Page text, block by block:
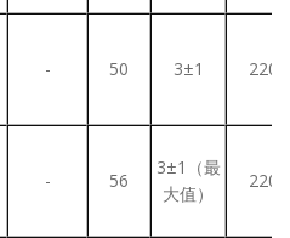
- 50 3±1 220
- 56
3±1（最
大值）
220